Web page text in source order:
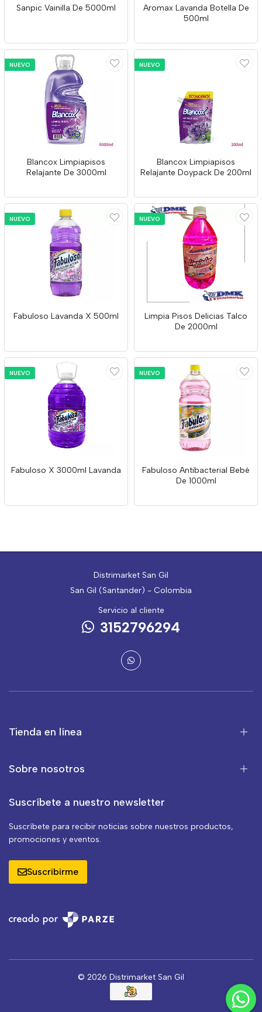
Sanpic Vainilla De 5000ml
Aromax Lavanda Botella De
500ml
NUEVO
Blancox Limpiapisos
Relajante De 3000ml
NUEVO
Blancox Limpiapisos
Relajante Doypack De 200ml
NUEVO
Fabuloso Lavanda X 500ml
NUEVO
Limpia Pisos Delicias Talco
De 2000ml
NUEVO
Fabuloso X 3000ml Lavanda
NUEVO
Fabuloso Antibacterial Bebé
De 1000ml
Distrimarket San Gil
San Gil (Santander) - Colombia
Servicio al cliente
3152796294
Tienda en línea
Sobre nosotros
Suscríbete a nuestro newsletter
Suscríbete para recibir noticias sobre nuestros productos,
promociones y eventos.
Suscribirme
© 2026 Distrimarket San Gil